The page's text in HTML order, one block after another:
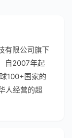
有限公司旗下
自2007年起
100+国家的
人经营的超